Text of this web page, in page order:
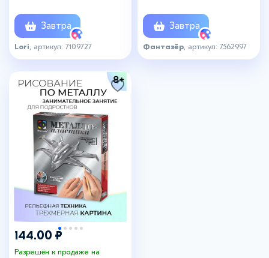
Завтра
Lori , артикул: 7109727
Завтра
Фантазёр , артикул: 7562997
144.00 ₽
Разрешён к продаже на